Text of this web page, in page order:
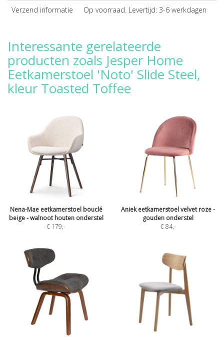
Verzend informatie Op voorraad. Levertijd: 3-6 werkdagen
Interessante gerelateerde
producten zoals Jesper Home
Eetkamerstoel 'Noto' Slide Steel,
kleur Toasted Toffee
Nena-Mae eetkamerstoel bouclé
beige - walnoot houten onderstel
€ 179,-
Aniek eetkamerstoel velvet roze -
gouden onderstel
€ 84,-